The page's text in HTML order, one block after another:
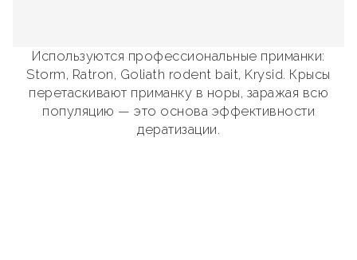
Используются профессиональные приманки:
Storm, Ratron, Goliath rodent bait, Krysid. Крысы
перетаскивают приманку в норы, заражая всю
популяцию — это основа эффективности
дератизации.